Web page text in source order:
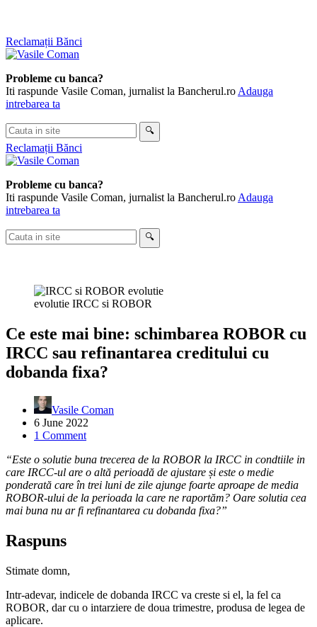
Skip
to
Reclamații Bănci
Probleme cu banca?
Iti raspunde Vasile Coman, jurnalist la Bancherul.ro Adauga
intrebarea ta
Cauta
in
site
🔍
Reclamații Bănci
Probleme cu banca?
Iti raspunde Vasile Coman, jurnalist la Bancherul.ro Adauga
intrebarea ta
Cauta
in
🔍
evolutie IRCC si ROBOR
Ce este mai bine: schimbarea ROBOR cu
IRCC sau refinantarea creditului cu
dobanda fixa?
Vasile Coman
6 June 2022
1 Comment
“Este o solutie buna trecerea de la ROBOR la IRCC in condtiile in
care IRCC-ul are o altă perioadă de ajustare și este o medie
ponderată care în trei luni de zile ajunge foarte aproape de media
ROBOR-ului de la perioada la care ne raportăm? Oare solutia cea
mai buna nu ar fi refinantarea cu dobanda fixa?”
Raspuns
Stimate domn,
Intr-adevar, indicele de dobanda IRCC va creste si el, la fel ca
ROBOR, dar cu o intarziere de doua trimestre, produsa de legea de
aplicare.